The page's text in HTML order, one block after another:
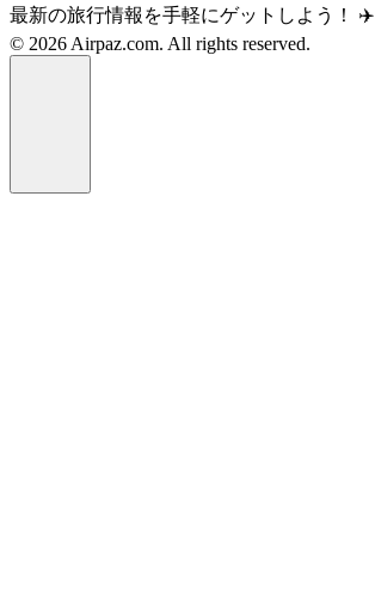
最新の旅行情報を手軽にゲットしよう！ ✈️
© 2026 Airpaz.com. All rights reserved.